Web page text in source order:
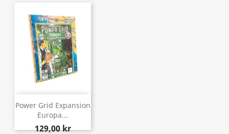
Power Grid Expansion
Europa...
129,00 kr